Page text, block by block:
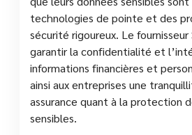
technologies de pointe et des
sécurité rigoureux. Le fournisseur
garantir la confidentialité et
informations financières et
ainsi aux entreprises une
assurance quant à la protection
sensibles.